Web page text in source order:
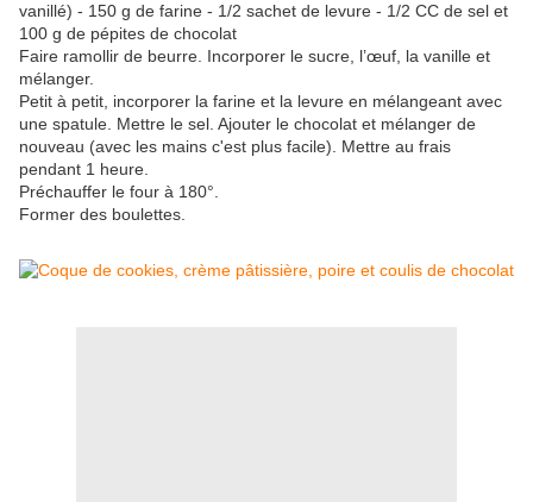
vanillé) - 150 g de farine - 1/2 sachet de levure - 1/2 CC de sel et
100 g de pépites de chocolat
Faire ramollir de beurre. Incorporer le sucre, l’œuf, la vanille et
mélanger.
Petit à petit, incorporer la farine et la levure en mélangeant avec
une spatule. Mettre le sel. Ajouter le chocolat et mélanger de
nouveau (avec les mains c'est plus facile). Mettre au frais
pendant 1 heure.
Préchauffer le four à 180°.
Former des boulettes.